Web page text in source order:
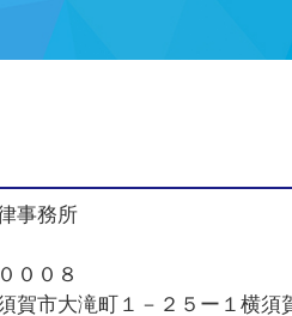
無料相談【島・鈴木法律事務所】
鈴木法律事務所